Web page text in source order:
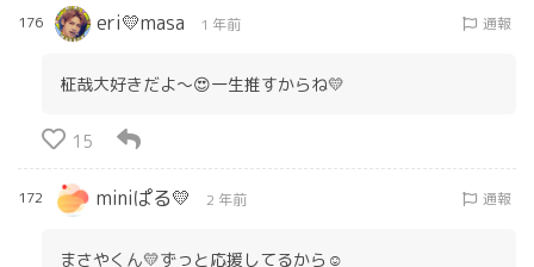
176 eri💛masa 1 年前 通報
柾哉大好きだよ～😍一生推すからね💛
15
172 miniぱる💛 2 年前 通報
まさやくん💛ずっと応援してるから☺️